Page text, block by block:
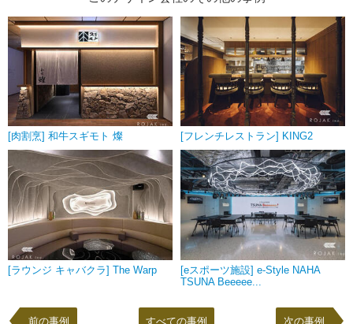
[肉割烹] 和牛スギモト 燦 [フレンチレストラン] KING2
[ラウンジ キャバクラ] The Warp
[eスポーツ施設] e-Style NAHA
TSUNA Beeeee...
前の事例 次の事例
すべての事例